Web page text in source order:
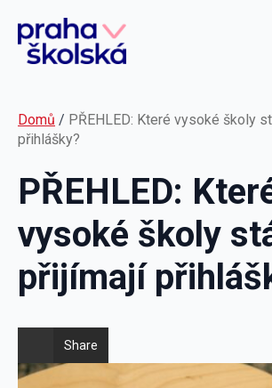
Domů / PŘEHLED: Které vysoké školy
přihlášky?
PŘEHLED:
vysoké školy
přijímají
Share